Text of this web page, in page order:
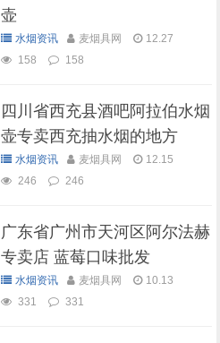
壶
水烟资讯 麦烟具网
12.27
158
158
四川省西充县酒吧阿拉伯水烟
壶专卖西充抽水烟的地方
水烟资讯 麦烟具网
12.15
246
246
广东省广州市天河区阿尔法赫
专卖店 蓝莓口味批发
水烟资讯 麦烟具网
10.13
331
331